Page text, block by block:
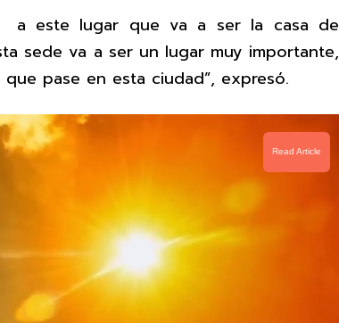
a este lugar que va a ser la casa de
sede va a ser un lugar muy importante,
pase en esta ciudad”, expresó.
Read Article